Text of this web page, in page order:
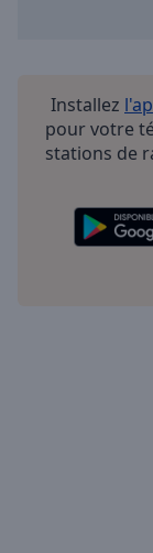
Installez
pour votre
stations de